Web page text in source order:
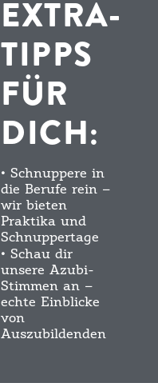
EXTRA-
TIPPS
FÜR
DICH:
• Schnuppere in
die Berufe rein –
wir bieten
Praktika und
Schnuppertage
• Schau dir
unsere Azubi-
Stimmen an –
echte Einblicke
von
Auszubildenden